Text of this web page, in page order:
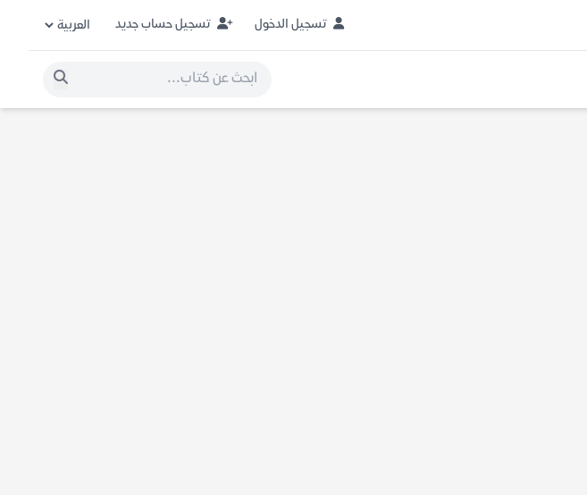
تسجيل الدخول تسجيل حساب جديد